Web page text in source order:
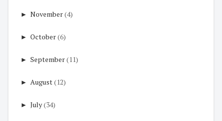
► November(4)
► October(6)
► September(11)
► August(12)
► July(34)